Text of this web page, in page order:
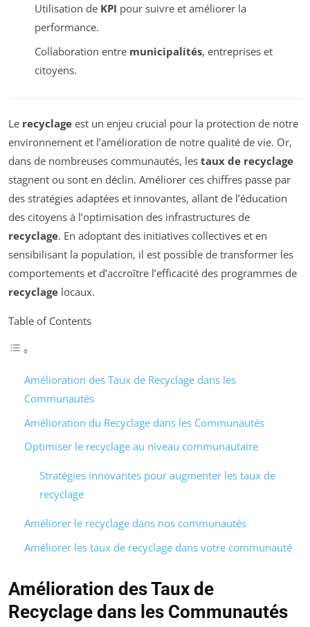
Utilisation de KPI pour suivre et améliorer la
performance.
Collaboration entre municipalités, entreprises et
citoyens.
Le recyclage est un enjeu crucial pour la protection de notre
environnement et l’amélioration de notre qualité de vie. Or,
dans de nombreuses communautés, les taux de recyclage
stagnent ou sont en déclin. Améliorer ces chiffres passe par
des stratégies adaptées et innovantes, allant de l’éducation
des citoyens à l’optimisation des infrastructures de
recyclage. En adoptant des initiatives collectives et en
sensibilisant la population, il est possible de transformer les
comportements et d’accroître l’efficacité des programmes de
recyclage locaux.
Table of Contents
Amélioration des Taux de Recyclage dans les
Communautés
Amélioration du Recyclage dans les Communautés
Optimiser le recyclage au niveau communautaire
Stratégies innovantes pour augmenter les taux de
recyclage
Améliorer le recyclage dans nos communautés
Améliorer les taux de recyclage dans votre communauté
Amélioration des Taux de
Recyclage dans les Communautés